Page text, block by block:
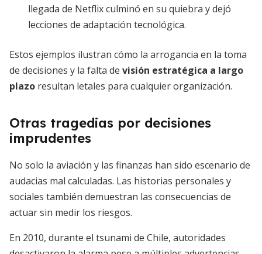
llegada de Netflix culminó en su quiebra y dejó
lecciones de adaptación tecnológica.
Estos ejemplos ilustran cómo la arrogancia en la toma
de decisiones y la falta de visión estratégica a largo
plazo resultan letales para cualquier organización.
Otras tragedias por decisiones
imprudentes
No solo la aviación y las finanzas han sido escenario de
audacias mal calculadas. Las historias personales y
sociales también demuestran las consecuencias de
actuar sin medir los riesgos.
En 2010, durante el tsunami de Chile, autoridades